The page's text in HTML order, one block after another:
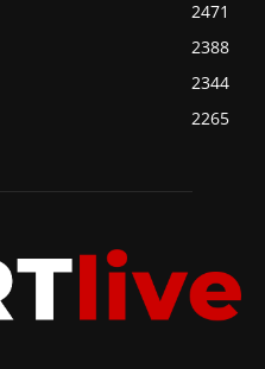
2471
2388
2344
2265